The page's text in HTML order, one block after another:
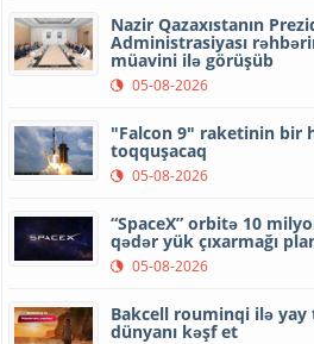
Nazir Qazaxıstanın
Administrasiyası
müavini ilə görüşüb
05-08-2026
"Falcon 9" raketinin bir
toqquşacaq
05-08-2026
“SpaceX” orbitə 10
qədər yük çıxarmağı
05-08-2026
Bakcell rouminqi ilə
dünyanı kəşf et